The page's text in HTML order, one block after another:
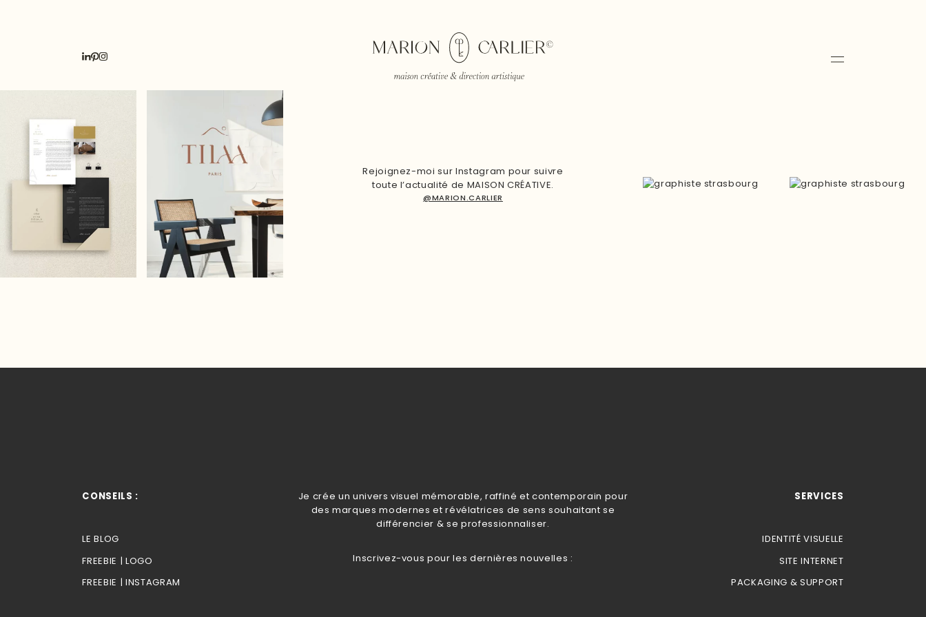
Rejoignez-moi sur Instagram pour suivre
toute l’actualité de MAISON CRÉATIVE.
@MARION.CARLIER
CONSEILS :
LE BLOG
FREEBIE | LOGO
FREEBIE | INSTAGRAM
Je crée un univers visuel mémorable, raffiné et contemporain pour
des marques modernes et révélatrices de sens souhaitant se
différencier & se professionnaliser.
Inscrivez-vous pour les dernières nouvelles :
SERVICES
IDENTITÉ VISUELLE
SITE INTERNET
PACKAGING & SUPPORT